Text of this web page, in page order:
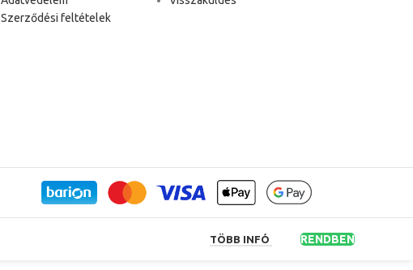
Szerződési feltételek
TÖBB INFÓ RENDBEN